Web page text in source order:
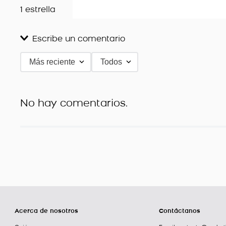
1 estrella
Escribe un comentario
Agregar comentario
Más reciente Todos
No hay comentarios.
Acerca de nosotros Contáctanos